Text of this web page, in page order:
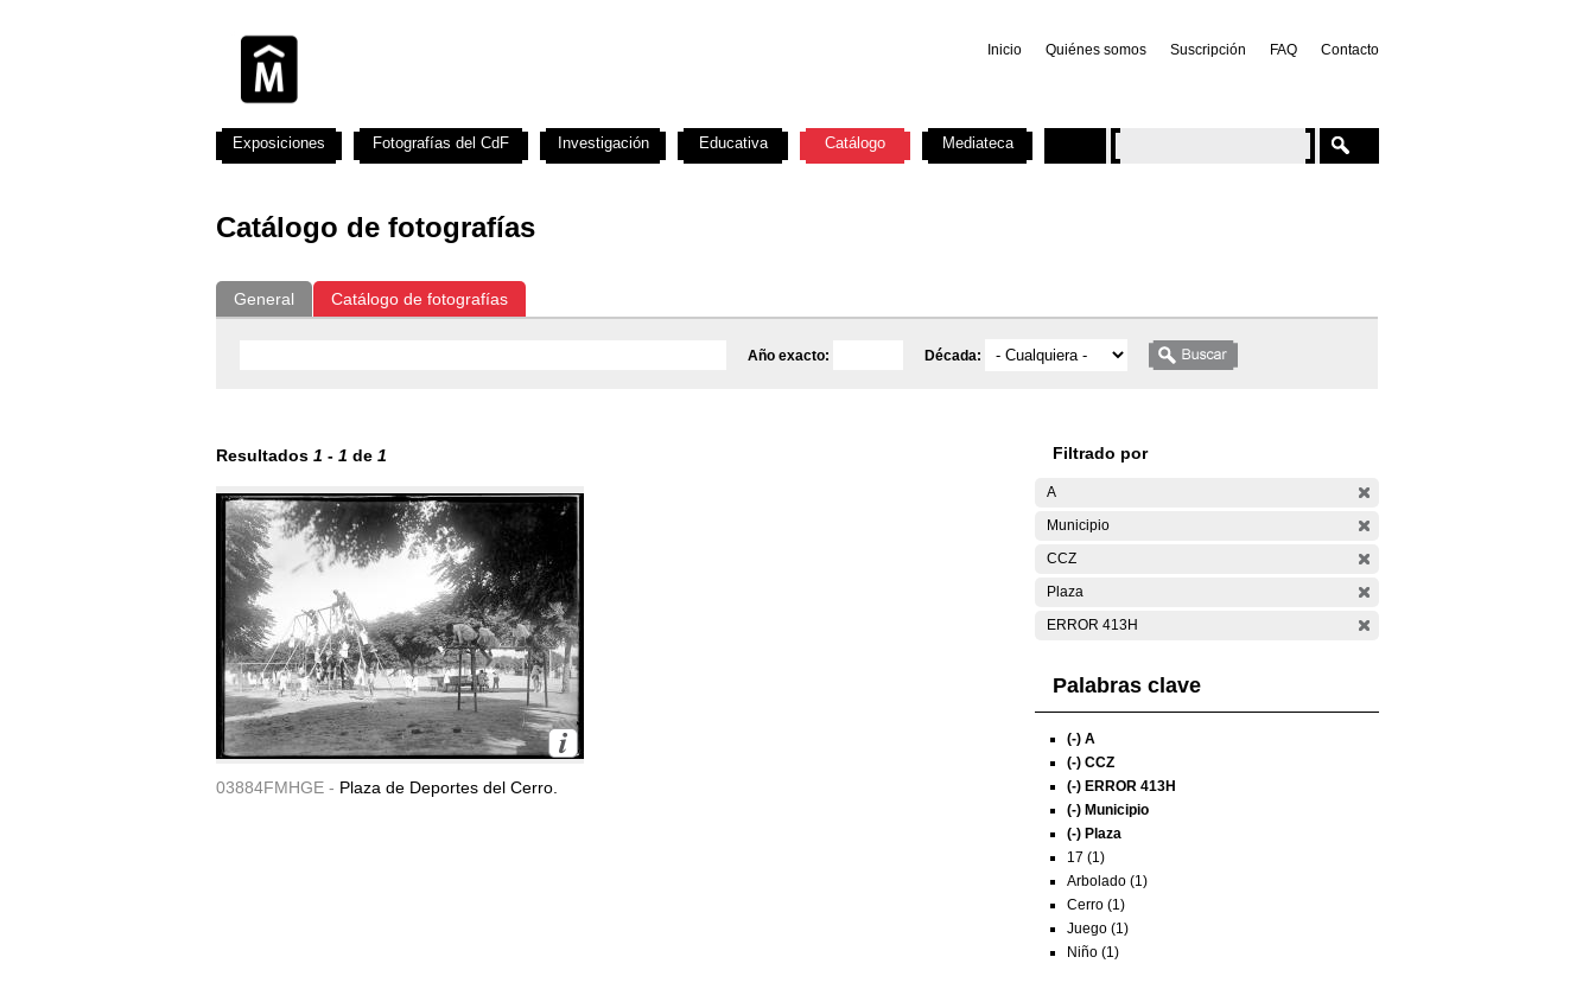
Inicio Quiénes somos Suscripción FAQ Contacto
Catálogo de fotografías
General Catálogo de fotografías
Año exacto: Década:
Resultados 1 - 1 de 1
03884FMHGE - Plaza de Deportes del Cerro.
Filtrado por
A
Municipio
CCZ
Plaza
ERROR 413H
Palabras clave
(-) A
(-) CCZ
(-) ERROR 413H
(-) Municipio
(-) Plaza
17 (1)
Arbolado (1)
Cerro (1)
Juego (1)
Niño (1)
Exposiciones Fotografías del CdF Investigación Educativa Catálogo Mediateca